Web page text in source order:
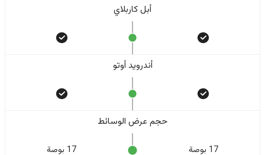
أبل كاربلاي
أندرويد أوتو
حجم عرض الوسائط
17 بوصة 17 بوصة